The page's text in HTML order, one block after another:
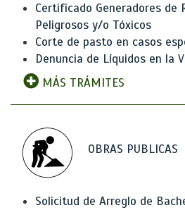
Certificado Generadores de
Peligrosos y/o Tóxicos
Corte de pasto en casos
Denuncia de Líquidos en la
MÁS TRÁMITES
OBRAS PUBLICAS
Solicitud de Arreglo de